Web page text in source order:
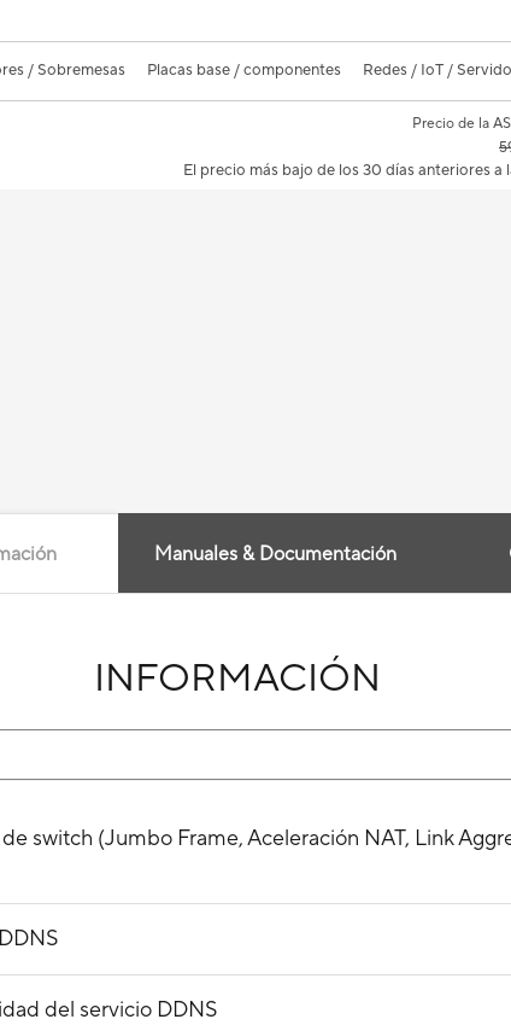
/ Sobremesas Placas base / componentes Redes / IoT /
Precio de la
El precio más bajo de los 30 días anteriores a
Manuales & Documentación
INFORMACIÓN
switch (Jumbo Frame, Aceleración NAT, Link
del servicio DDNS